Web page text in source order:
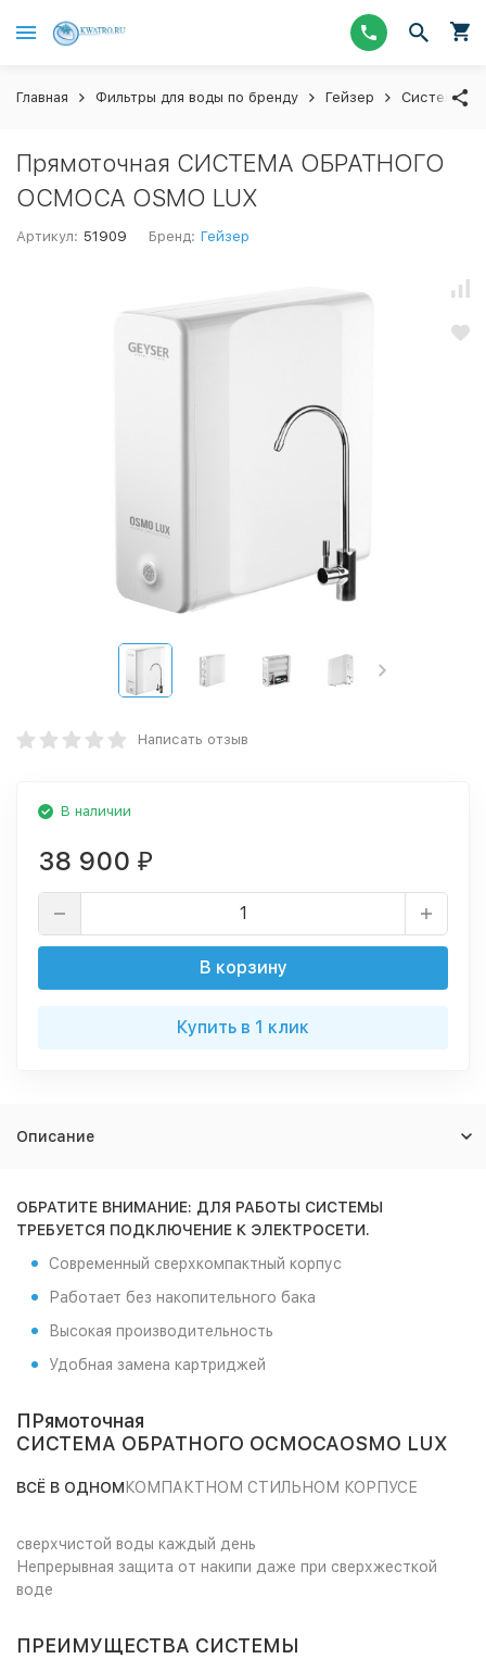
Главная Фильтры для воды по бренду Гейзер Системы
Прямоточная СИСТЕМА ОБРАТНОГО
ОСМОСА OSMO LUX
Артикул: 51909 Бренд: Гейзер
Написать отзыв
В наличии
38 900 ₽
В корзину
Купить в 1 клик
Описание
ОБРАТИТЕ ВНИМАНИЕ: ДЛЯ РАБОТЫ СИСТЕМЫ
ТРЕБУЕТСЯ ПОДКЛЮЧЕНИЕ К ЭЛЕКТРОСЕТИ.
Современный сверхкомпактный корпус
Работает без накопительного бака
Высокая производительность
Удобная замена картриджей
ПРямоточная
СИСТЕМА ОБРАТНОГО ОСМОСАOSMO LUX
ВСЁ В ОДНОМ КОМПАКТНОМ СТИЛЬНОМ КОРПУСЕ
сверхчистой воды каждый день
Непрерывная защита от накипи даже при сверхжесткой
воде
ПРЕИМУЩЕСТВА СИСТЕМЫ